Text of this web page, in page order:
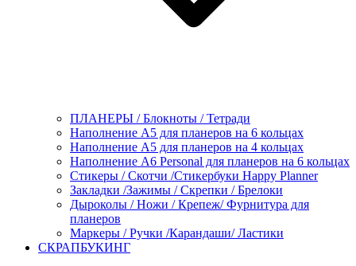
ПЛАНЕРЫ / Блокноты / Тетради
Наполнение А5 для планеров на 6 кольцах
Наполнение А5 для планеров на 4 кольцах
Наполнение А6 Personal для планеров на 6 кольцах
Стикеры / Скотчи /Стикербуки Happy Planner
Закладки /Зажимы / Скрепки / Брелоки
Дыроколы / Ножи / Крепеж/ Фурнитура для
планеров
Маркеры / Ручки /Карандаши/ Ластики
СКРАПБУКИНГ